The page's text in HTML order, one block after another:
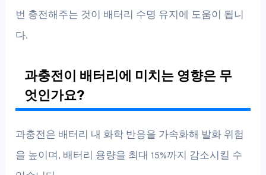
번 충전해주는 것이 배터리 수명 유지에 도움이 됩니
다.
과충전이 배터리에 미치는 영향은 무
엇인가요?
과충전은 배터리 내 화학 반응을 가속화해 발화 위험
을 높이며, 배터리 용량을 최대 15%까지 감소시킬 수